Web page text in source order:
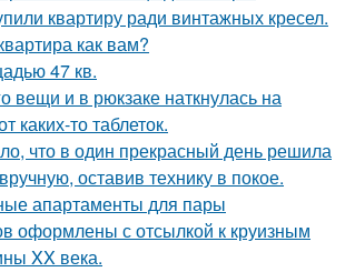
квартиру ради винтажных кресел.
как вам?
47 кв.
вещи и в рюкзаке наткнулась на
каких-то таблеток.
что в один прекрасный день решила
оставив технику в покое.
апартаменты для пары
оформлены с отсылкой к круизным
XX века.